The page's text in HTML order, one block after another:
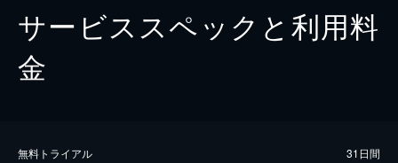
サービススペックと利用料
金
無料トライアル 31日間